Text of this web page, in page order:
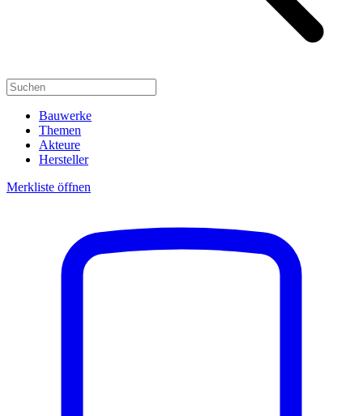
Bauwerke
Themen
Akteure
Hersteller
Merkliste öffnen